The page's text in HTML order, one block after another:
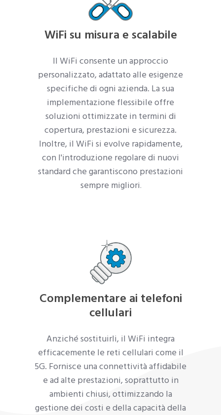
WiFi su misura e scalabile
Il WiFi consente un approccio
personalizzato, adattato alle esigenze
specifiche di ogni azienda. La sua
implementazione flessibile offre
soluzioni ottimizzate in termini di
copertura, prestazioni e sicurezza.
Inoltre, il WiFi si evolve rapidamente,
con l'introduzione regolare di nuovi
standard che garantiscono prestazioni
sempre migliori.
Complementare ai telefoni
cellulari
Anziché sostituirli, il WiFi integra
efficacemente le reti cellulari come il
5G. Fornisce una connettività affidabile
e ad alte prestazioni, soprattutto in
ambienti chiusi, ottimizzando la
gestione dei costi e della capacità della